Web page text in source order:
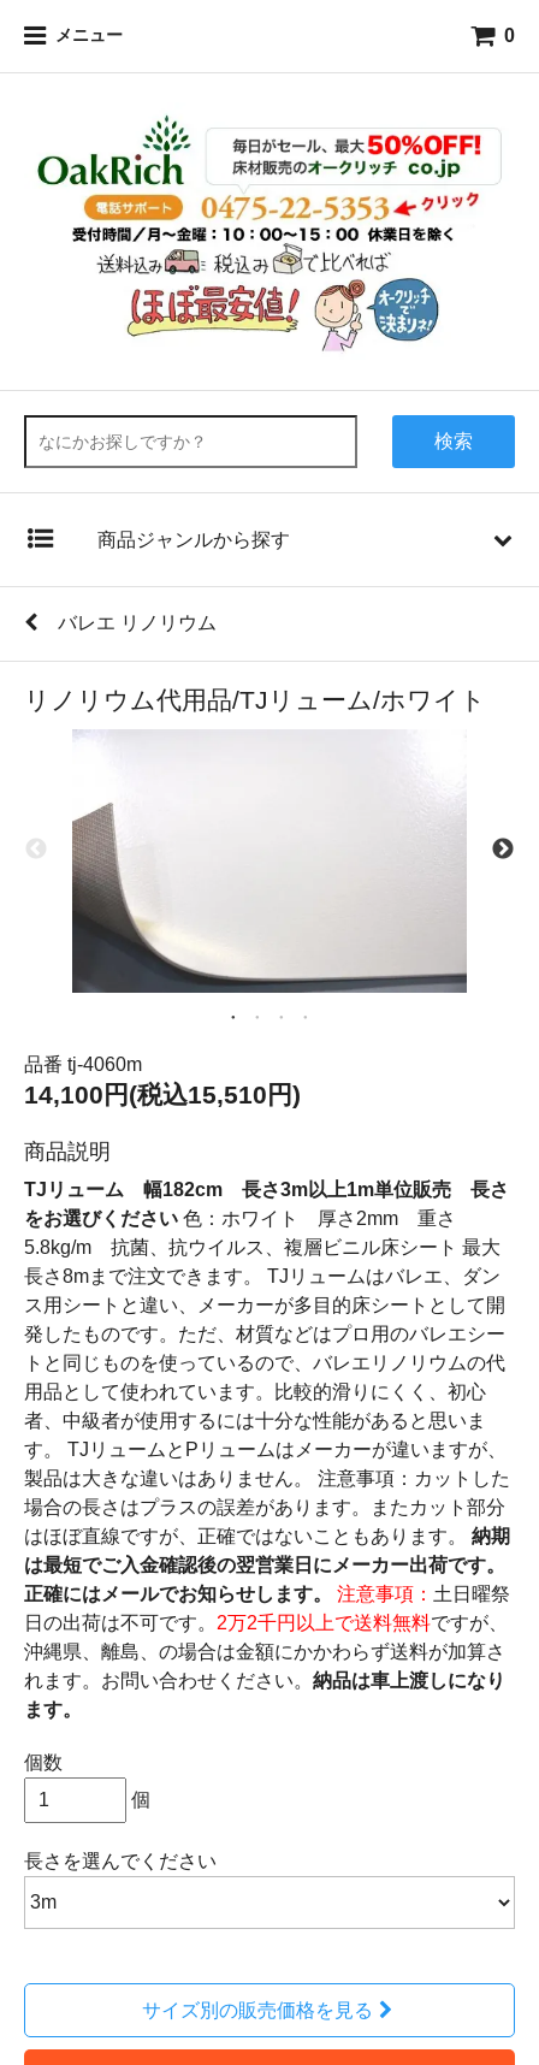
メニュー 0
検索
商品ジャンルから探す
バレエ リノリウム
リノリウム代用品/TJリューム/ホワイト
品番 tj-4060m
14,100円(税込15,510円)
商品説明
TJリューム 幅182cm 長さ3m以上1m単位販売 長さ
をお選びください 色：ホワイト 厚さ2mm 重さ
5.8kg/m 抗菌、抗ウイルス、複層ビニル床シート 最大
長さ8mまで注文できます。 TJリュームはバレエ、ダン
ス用シートと違い、メーカーが多目的床シートとして開
発したものです。ただ、材質などはプロ用のバレエシー
トと同じものを使っているので、バレエリノリウムの代
用品として使われています。比較的滑りにくく、初心
者、中級者が使用するには十分な性能があると思いま
す。 TJリュームとPリュームはメーカーが違いますが、
製品は大きな違いはありません。 注意事項：カットした
場合の長さはプラスの誤差があります。またカット部分
はほぼ直線ですが、正確ではないこともあります。 納期
は最短でご入金確認後の翌営業日にメーカー出荷です。
正確にはメールでお知らせします。
注意事項： 土日曜祭
日の出荷は不可です。 2万2千円以上で送料無料ですが、
沖縄県、離島、の場合は金額にかかわらず送料が加算さ
れます。お問い合わせください。 納品は車上渡しになり
ます。
個数
個
長さ を選んでください
サイズ別の販売価格を見る